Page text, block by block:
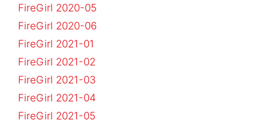
FireGirl 2020-05
FireGirl 2020-06
FireGirl 2021-01
FireGirl 2021-02
FireGirl 2021-03
FireGirl 2021-04
FireGirl 2021-05